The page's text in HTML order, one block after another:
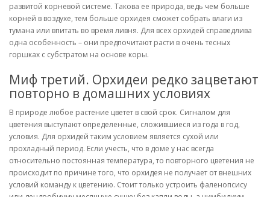
развитой корневой системе. Такова ее природа, ведь чем больше
корней в воздухе, тем больше орхидея сможет собрать влаги из
тумана или впитать во время ливня. Для всех орхидей справедлива
одна особенность – они предпочитают расти в очень тесных
горшках с субстратом на основе коры.
Миф третий. Орхидеи редко зацветают
повторно в домашних условиях
В природе любое растение цветет в свой срок. Сигналом для
цветения выступают определенные, сложившиеся из года в год,
условия. Для орхидей таким условием является сухой или
прохладный период. Если учесть, что в доме у нас всегда
относительно постоянная температура, то повторного цветения не
происходит по причине того, что орхидея не получает от внешних
условий команду к цветению. Стоит только устроить фаленопсису